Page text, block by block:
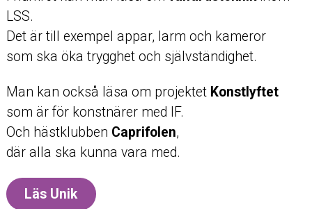
LSS.
Det är till exempel appar, larm och kameror
som ska öka trygghet och självständighet.
Man kan också läsa om projektet Konstlyftet
som är för konstnärer med IF.
Och hästklubben Caprifolen,
där alla ska kunna vara med.
Läs Unik